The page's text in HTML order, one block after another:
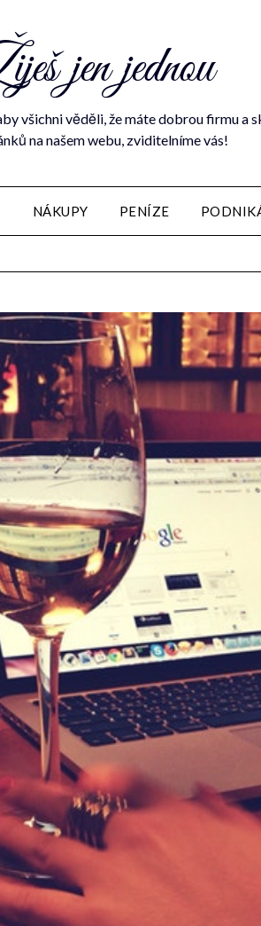
jen jednou
všichni věděli, že máte dobrou firmu a
na našem webu, zviditelníme vás!
NÁKUPY PENÍZE